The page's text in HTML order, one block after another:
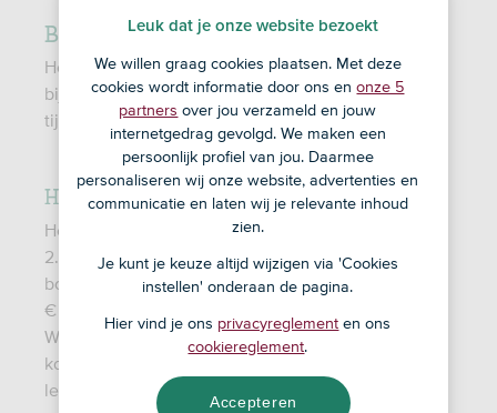
Begin zo vroeg mogelijk
Hoe eerder je begint met sparen of beleggen voor
bijvoorbeeld de studie van je kind, hoe langer je de
tijd hebt om een mooi bedrag bij elkaar te krijgen.
Hoe duur is een studie eigenlijk?
Het collegegeld voor studiejaar 2026-2027 is €
2.694. Daar komen nog studiekosten bij voor
boeken, readers en ander materiaal (gemiddeld zo’n
€ 500 per jaar). Gemiddeld duurt een studie 4 jaar.
Woont je kind niet meer thuis? Dan komen er extra
kosten bij studeren, zoals voor huur en
levensonderhoud.
Leuk dat je onze website bezoekt
We willen graag cookies plaatsen. Met deze
cookies wordt informatie door ons enonze 5
partners over jou verzameld en jouw
internetgedrag gevolgd. We maken een
persoonlijk profiel van jou. Daarmee
personaliseren wij onze website, advertenties en
communicatie en laten wij je relevante inhoud
zien.
Je kunt je keuze altijd wijzigen via 'Cookies
instellen' onderaan de pagina.
Hier vind je ons privacyreglement en ons
cookiereglement.
Accepteren